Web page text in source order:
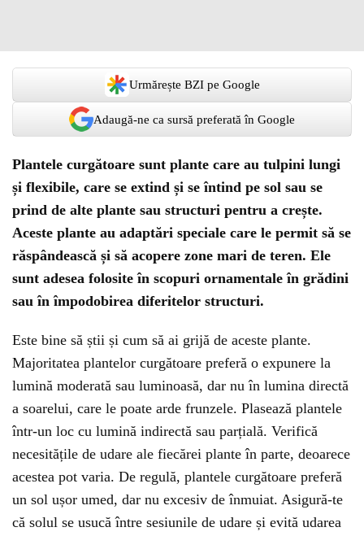
Urmărește BZI pe Google
Adaugă-ne ca sursă preferată în Google
Plantele curgătoare sunt plante care au tulpini lungi
și flexibile, care se extind și se întind pe sol sau se
prind de alte plante sau structuri pentru a crește.
Aceste plante au adaptări speciale care le permit să se
răspândească și să acopere zone mari de teren. Ele
sunt adesea folosite în scopuri ornamentale în grădini
sau în împodobirea diferitelor structuri.
Este bine să știi și cum să ai grijă de aceste plante.
Majoritatea plantelor curgătoare preferă o expunere la
lumină moderată sau luminoasă, dar nu în lumina directă
a soarelui, care le poate arde frunzele. Plasează plantele
într-un loc cu lumină indirectă sau parțială. Verifică
necesitățile de udare ale fiecărei plante în parte, deoarece
acestea pot varia. De regulă, plantele curgătoare preferă
un sol ușor umed, dar nu excesiv de înmuiat. Asigură-te
că solul se usucă între sesiunile de udare și evită udarea